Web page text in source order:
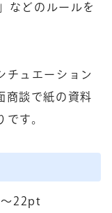
などのルールを
チュエーション
商談で紙の資料
す。
22pt